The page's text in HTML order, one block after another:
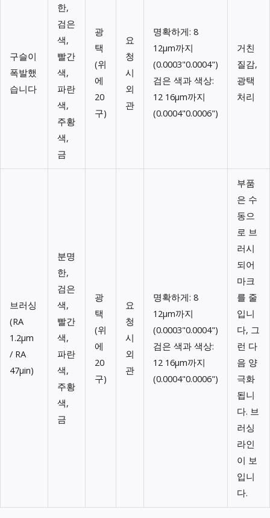
구슬이
폭발했
습니다
한,
검은
색,
빨간
색,
파란
색,
주황
색,
금
광
택
(위
에
20
구)
요
청
시
외
관
명확하게: 8
12μm까지
(0.0003"0.0004")
검은 색과 색상:
12 16μm까지
(0.0004"0.0006")
거친
질감,
광택
처리
브러싱
(RA
1.2μm
/ RA
47μin)
분명
한,
검은
색,
빨간
색,
파란
색,
주황
색,
금
광
택
(위
에
20
구)
요
청
시
외
관
명확하게: 8
12μm까지
(0.0003"0.0004")
검은 색과 색상:
12 16μm까지
(0.0004"0.0006")
부품
은 수
동으
로 브
러시
되어
마크
를 줄
입니
다, 그
런 다
음 양
극화
됩니
다. 브
러싱
라인
이 보
입니
다.